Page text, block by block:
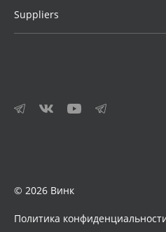
Suppliers
© 2026 Винк
Политика